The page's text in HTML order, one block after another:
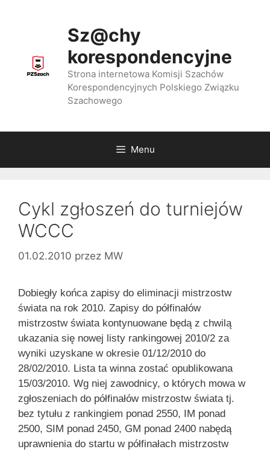
Sz@chy
korespondencyjne
Strona internetowa Komisji Szachów
Korespondencyjnych Polskiego Związku
Szachowego
Menu
Cykl zgłoszeń do turniejów
WCCC
01.02.2010 przez MW
Dobiegły końca zapisy do eliminacji mistrzostw
świata na rok 2010. Zapisy do półfinałów
mistrzostw świata kontynuowane będą z chwilą
ukazania się nowej listy rankingowej 2010/2 za
wyniki uzyskane w okresie 01/12/2010 do
28/02/2010. Lista ta winna zostać opublikowana
15/03/2010. Wg niej zawodnicy, o których mowa w
zgłoszeniach do półfinałów mistrzostw świata tj.
bez tytułu z rankingiem ponad 2550, IM ponad
2500, SIM ponad 2450, GM ponad 2400 nabędą
uprawnienia do startu w półfinałach mistrzostw